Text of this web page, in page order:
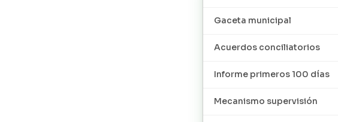
Gaceta municipal
Acuerdos conciliatorios
Informe primeros 100 días
Mecanismo supervisión